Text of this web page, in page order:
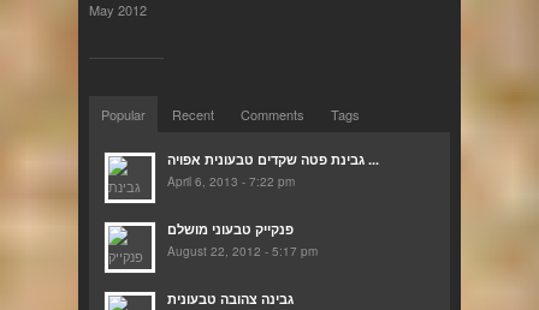
May 2012
Popular Recent Comments Tags
גבינת פטה שקדים טבעונית אפויה ...
April 6, 2013 - 7:22 pm
פנקייק טבעוני מושלם
August 22, 2012 - 5:17 pm
גבינה צהובה טבעונית